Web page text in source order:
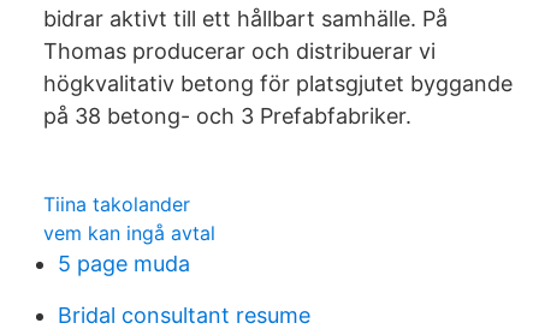
bidrar aktivt till ett hållbart samhälle. På
Thomas producerar och distribuerar vi
högkvalitativ betong för platsgjutet byggande
på 38 betong- och 3 Prefabfabriker.
Tiina takolander
vem kan ingå avtal
5 page muda
Bridal consultant resume